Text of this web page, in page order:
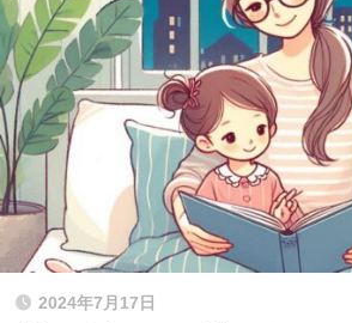
2024年7月17日